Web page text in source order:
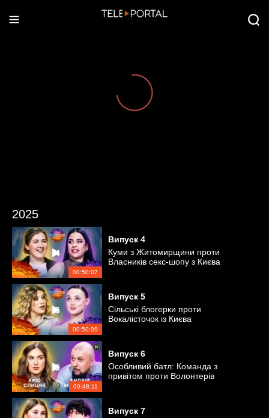
2025
00:50:07
Випуск 4
Куми з Житомирщини проти
Власників секс-шопу з Києва
00:50:09
Випуск 5
Сільські блогерки проти
Вокалісточок із Києва
00:48:11
Випуск 6
Особливий батл: Команда з
привітом проти Волонтерів
Випуск 7